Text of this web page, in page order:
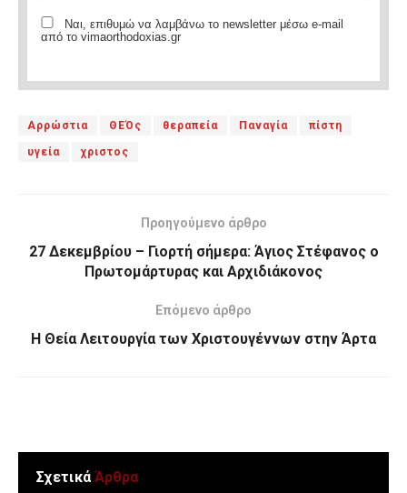
Ναι, επιθυμώ να λαμβάνω το newsletter μέσω e-mail
από το vimaorthodoxias.gr
Αρρώστια ΘΕΌς θεραπεία Παναγία πίστη
υγεία χριστος
Προηγούμενο άρθρο
27 Δεκεμβρίου – Γιορτή σήμερα: Άγιος Στέφανος ο
Πρωτομάρτυρας και Αρχιδιάκονος
Επόμενο άρθρο
Η Θεία Λειτουργία των Χριστουγέννων στην Άρτα
ΣχετικάΆρθρα